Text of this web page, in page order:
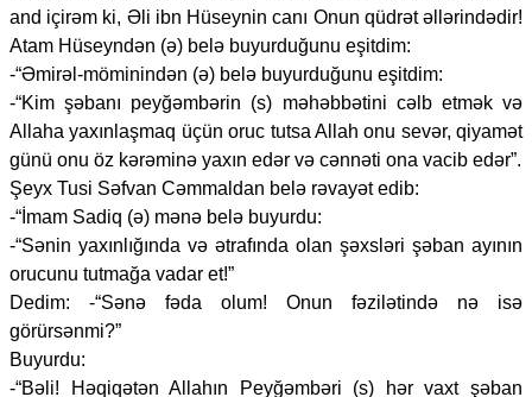
and içirəm ki, Əli ibn Hüseynin canı Onun qüdrət əllərindədir!
Atam Hüseyndən (ə) belə buyurduğunu eşitdim:
-“Əmirəl-möminindən (ə) belə buyurduğunu eşitdim:
-“Kim şəbanı peyğəmbərin (s) məhəbbətini cəlb etmək və
Allaha yaxınlaşmaq üçün oruc tutsa Allah onu sevər, qiyamət
günü onu öz kərəminə yaxın edər və cənnəti ona vacib edər”.
Şeyx Tusi Səfvan Cəmmaldan belə rəvayət edib:
-“İmam Sadiq (ə) mənə belə buyurdu:
-“Sənin yaxınlığında və ətrafında olan şəxsləri şəban ayının
orucunu tutmağa vadar et!”
Dedim: -“Sənə fəda olum! Onun fəzilətində nə isə
görürsənmi?”
Buyurdu:
-“Bəli! Həqiqətən Allahın Peyğəmbəri (s) hər vaxt şəban